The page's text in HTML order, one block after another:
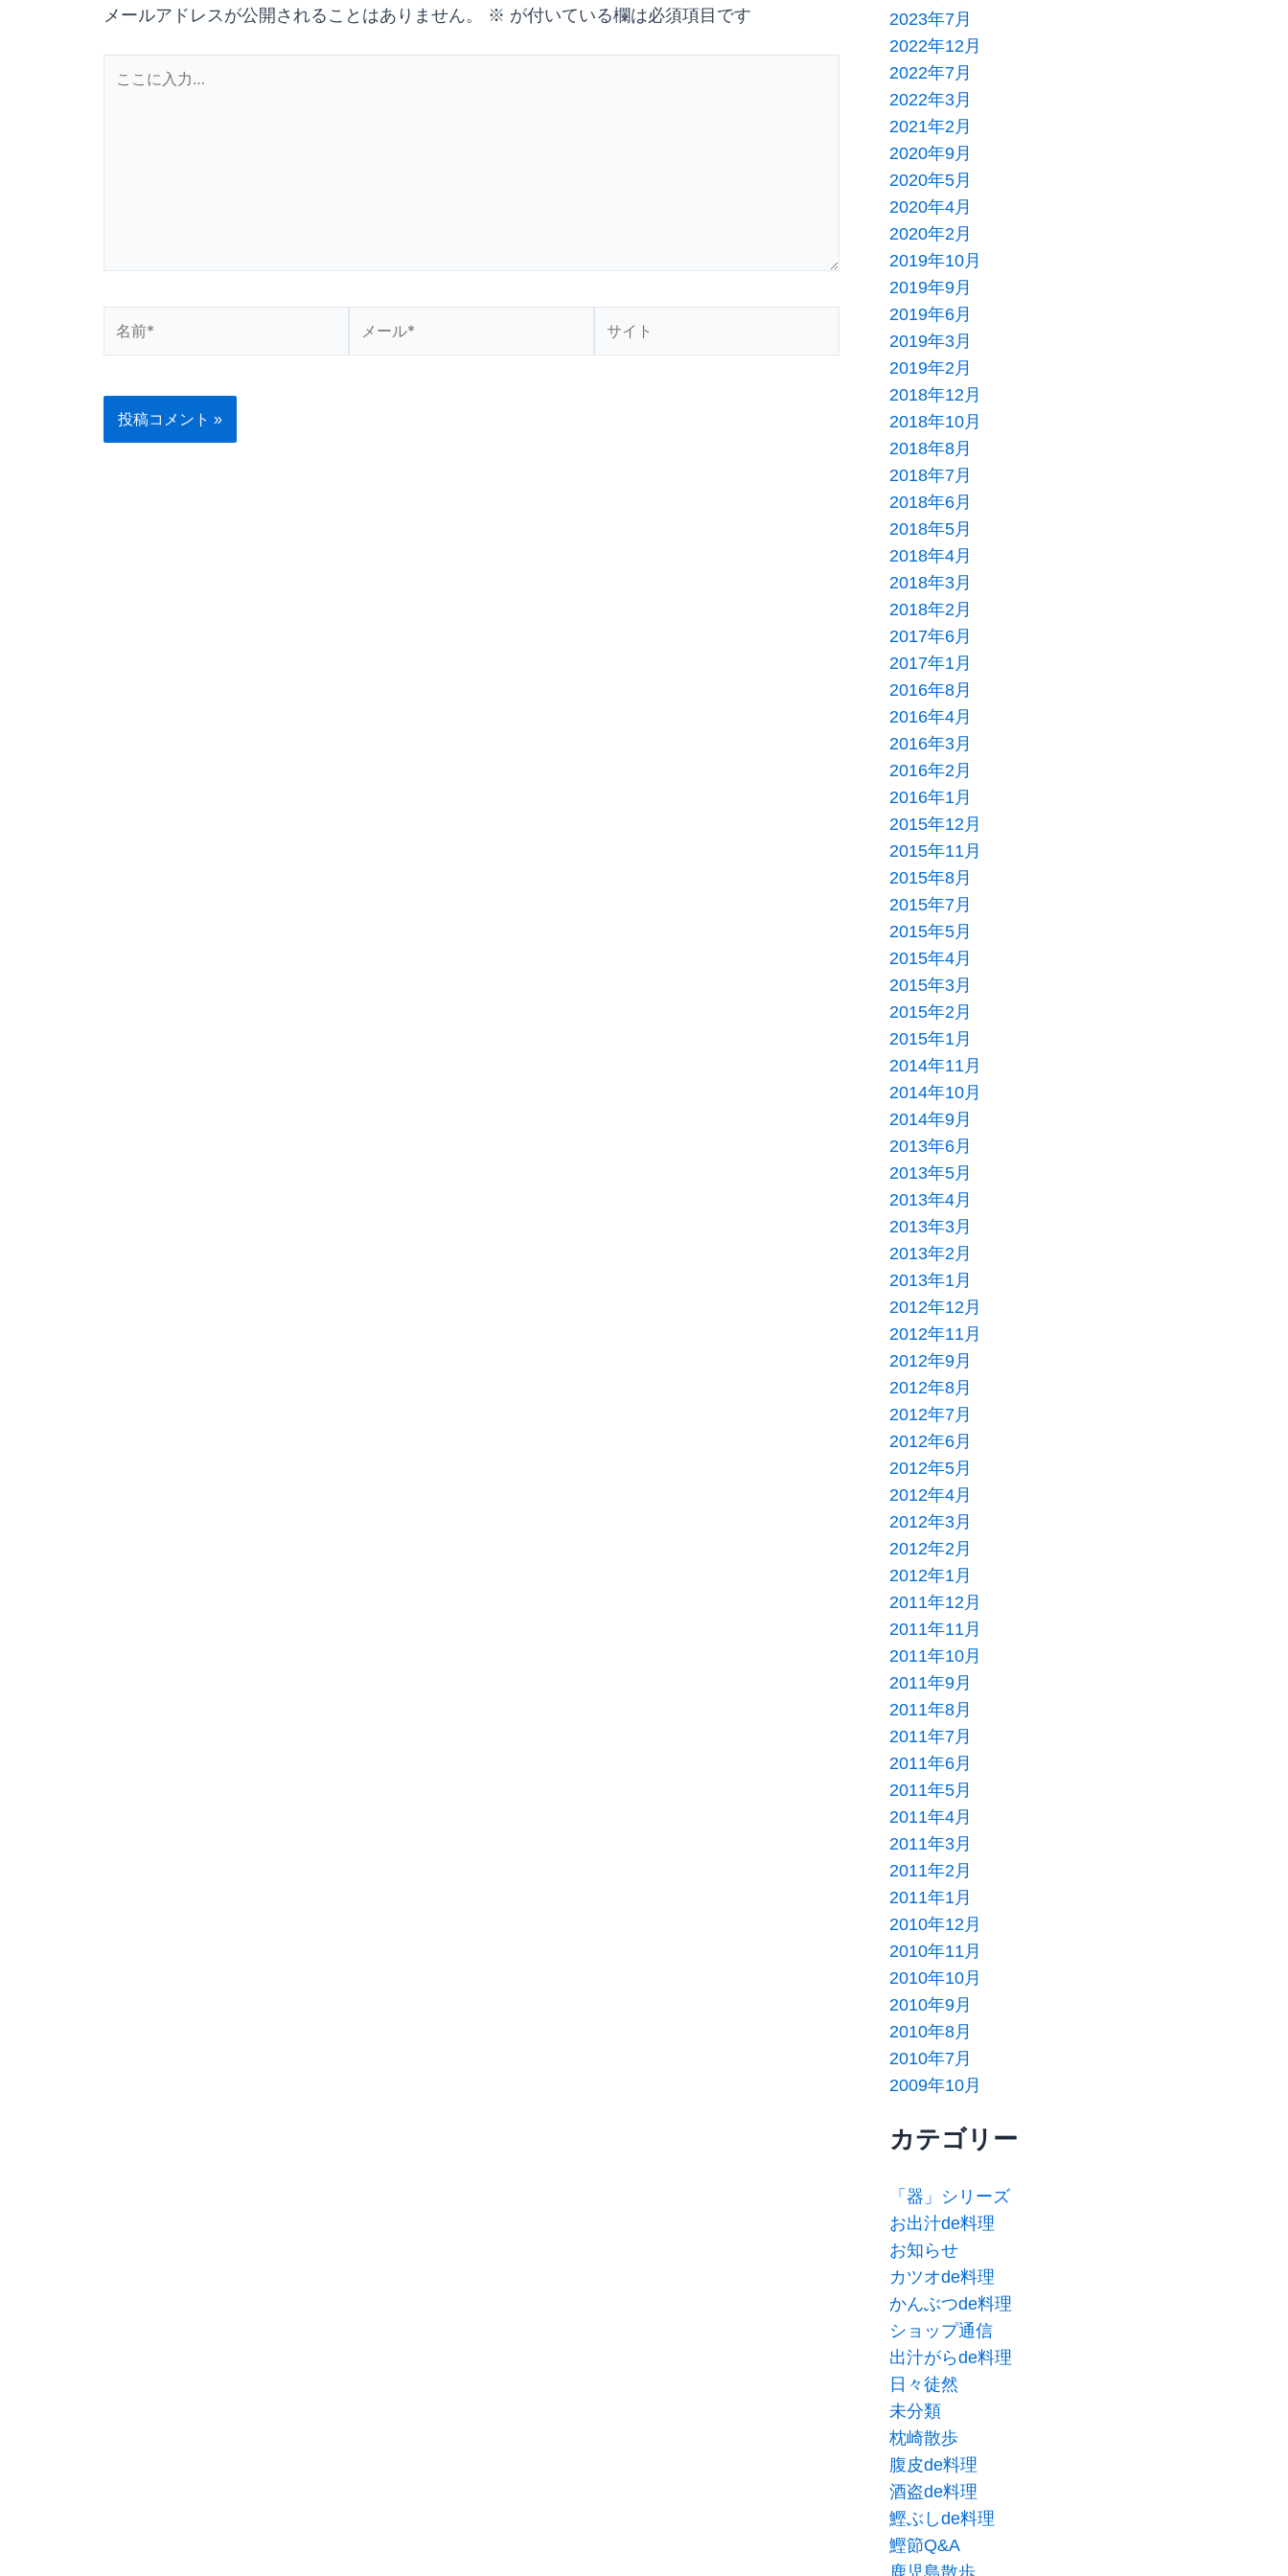
メールアドレスが公開されることはありません。 ※ が付いている欄は必須項目です
2023年7月
2022年12月
2022年7月
2022年3月
2021年2月
2020年9月
2020年5月
2020年4月
2020年2月
2019年10月
2019年9月
2019年6月
2019年3月
2019年2月
2018年12月
2018年10月
2018年8月
2018年7月
2018年6月
2018年5月
2018年4月
2018年3月
2018年2月
2017年6月
2017年1月
2016年8月
2016年4月
2016年3月
2016年2月
2016年1月
2015年12月
2015年11月
2015年8月
2015年7月
2015年5月
2015年4月
2015年3月
2015年2月
2015年1月
2014年11月
2014年10月
2014年9月
2013年6月
2013年5月
2013年4月
2013年3月
2013年2月
2013年1月
2012年12月
2012年11月
2012年9月
2012年8月
2012年7月
2012年6月
2012年5月
2012年4月
2012年3月
2012年2月
2012年1月
2011年12月
2011年11月
2011年10月
2011年9月
2011年8月
2011年7月
2011年6月
2011年5月
2011年4月
2011年3月
2011年2月
2011年1月
2010年12月
2010年11月
2010年10月
2010年9月
2010年8月
2010年7月
2009年10月
カテゴリー
「器」シリーズ
お出汁de料理
お知らせ
カツオde料理
かんぶつde料理
ショップ通信
出汁がらde料理
日々徒然
未分類
枕崎散歩
腹皮de料理
酒盗de料理
鰹ぶしde料理
鰹節Q&A
鹿児島散歩